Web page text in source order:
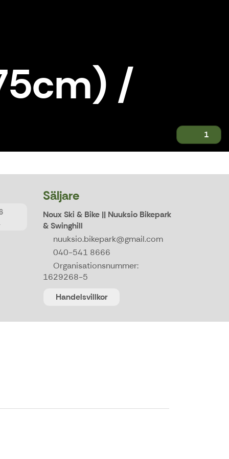
/
1
Säljare
Noux Ski & Bike || Nuuksio Bikepark
& Swinghill
nuuksio.bikepark@gmail.com
040-541 8666
Organisationsnummer:
1629268-5
Handelsvillkor